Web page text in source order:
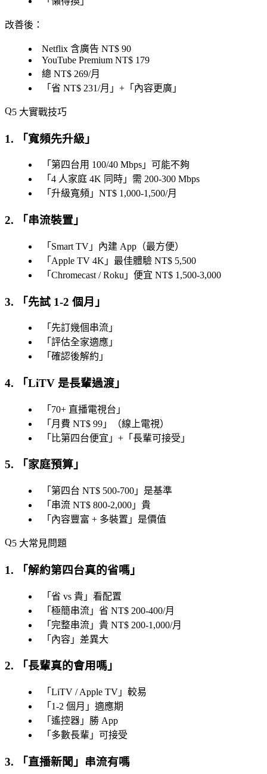
改善後 ：
Netflix 含廣告 NT$ 90
YouTube Premium NT$ 179
總 NT$ 269/月
「 省 NT$ 231/月 」+「 內容更廣 」
5 大實戰技巧
1. 「寬頻先升級 」
「 第四台用 100/40 Mbps 」可能不夠
「 4 人家庭 4K 同時 」需 200-300 Mbps
「 升級寬頻 」NT$ 1,000-1,500/月
2. 「串流裝置」
「 Smart TV 」內建 App（最方便）
「 Apple TV 4K 」最佳體驗 NT$ 5,500
「 Chromecast / Roku 」便宜 NT$ 1,500-3,000
3. 「先試 1-2 個月 」
「 先訂幾個串流 」
「 評估全家適應 」
「 確認後解約 」
4. 「LiTV 是長輩過渡 」
「 70+ 直播電視台 」
「 月費 NT$ 99 」（線上電視）
「 比第四台便宜 」+「 長輩可接受 」
5. 「家庭預算」
「 第四台 NT$ 500-700 」是基準
「 串流 NT$ 800-2,000 」貴
「 內容豐富 + 多裝置 」是價值
5 大常見問題
1. 「解約第四台真的省嗎 」
「 省 vs 貴 」看配置
「 極簡串流 」省 NT$ 200-400/月
「 完整串流 」貴 NT$ 200-1,000/月
「 內容 」差異大
2. 「 長輩真的會用嗎 」
「 LiTV / Apple TV 」較易
「 1-2 個月 」適應期
「 遙控器 」勝 App
「 多數長輩 」可接受
3. 「直播新聞 」串流有嗎